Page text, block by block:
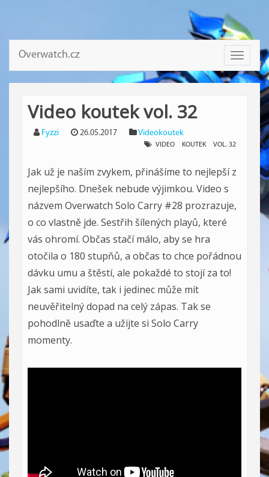
Toggle
Overwatch.cz
Video koutek vol. 32
Fyzzi 26.05.2017 Videokoutek
VIDEO KOUTEK VOL. 32
Jak už je naším zvykem, přinášíme to nejlepší z
nejlepšího. Dnešek nebude výjimkou. Video s
názvem Overwatch Solo Carry #28 prozrazuje,
o co vlastně jde. Sestřih šílených playů, které
vás ohromí. Občas stačí málo, aby se hra
otočila o 180 stupňů, a občas to chce pořádnou
dávku umu a štěstí, ale pokaždé to stojí za to!
Jak sami uvidíte, tak i jedinec může mít
neuvěřitelný dopad na celý zápas. Tak se
pohodlně usaďte a užijte si Solo Carry
momenty.